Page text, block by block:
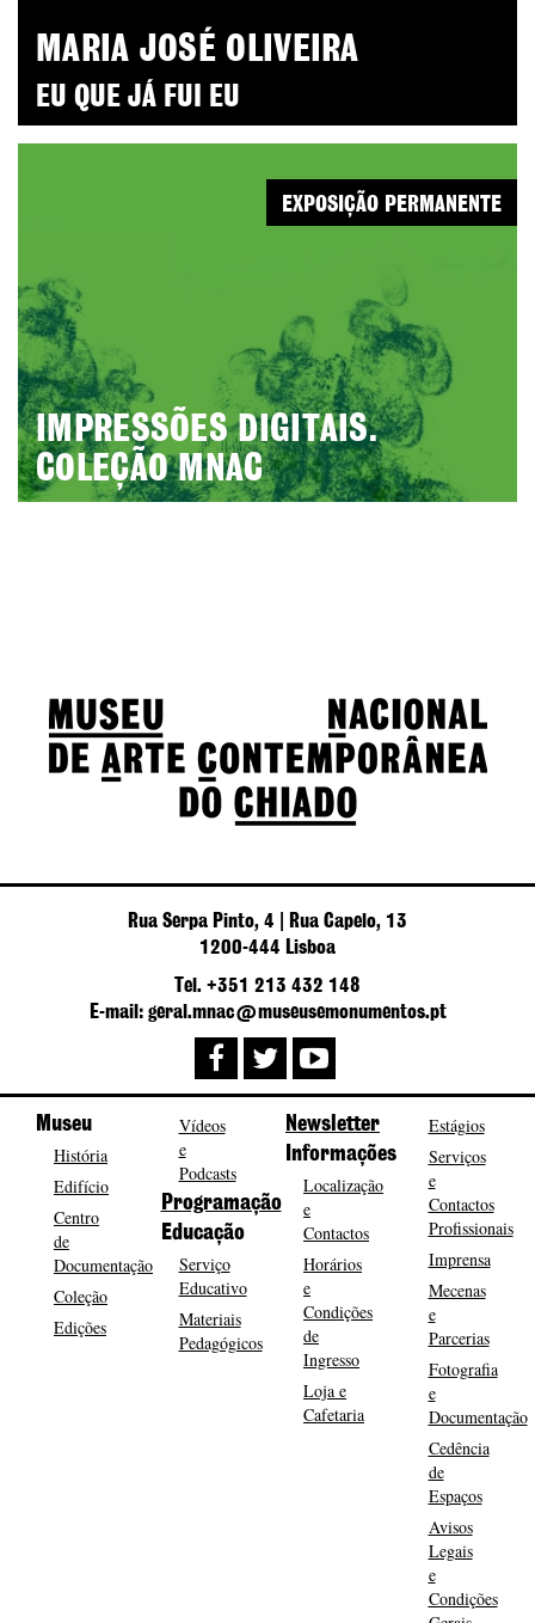
MARIA JOSÉ OLIVEIRA
EU QUE JÁ FUI EU
IMPRESSÕES DIGITAIS.
COLEÇÃO MNAC
EXPOSIÇÃO PERMANENTE
Rua Serpa Pinto, 4 | Rua Capelo, 13
1200-444 Lisboa
Tel. +351 213 432 148
E-mail: geral.mnac@museusemonumentos.pt
Museu
História
Edifício
Centro
de
Documentação
Coleção
Edições
Vídeos
e
Podcasts
Programação
Educação
Serviço
Educativo
Materiais
Pedagógicos
Newsletter
Informações
Localização
e
Contactos
Horários
e
Condições
de
Ingresso
Loja e
Cafetaria
Estágios
Serviços
e
Contactos
Profissionais
Imprensa
Mecenas
e
Parcerias
Fotografia
e
Documentação
Cedência
de
Espaços
Avisos
Legais
e
Condições